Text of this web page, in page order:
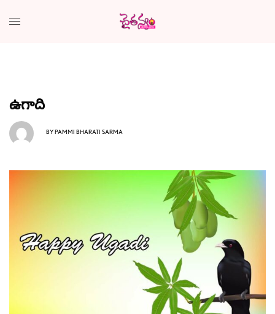
ఉగాది
BYPAMMI BHARATI SARMA